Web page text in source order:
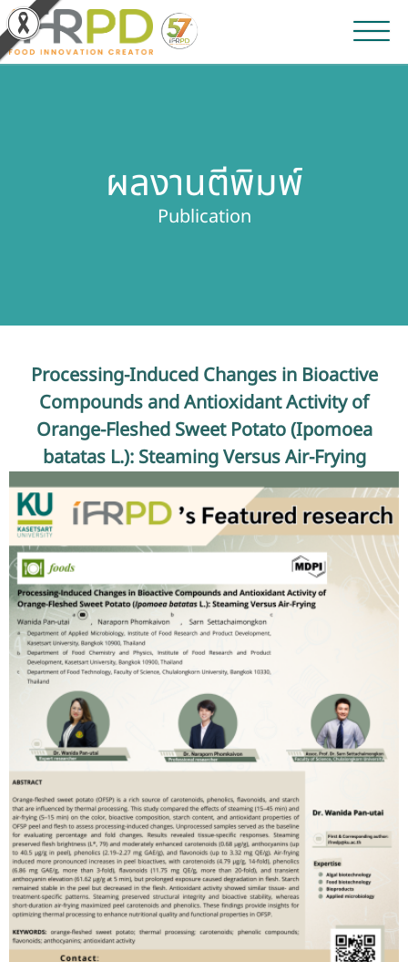
ผลิตภัณฑ์และจำหน่าย
เกี่ยวกับสถาบัน
บุคลากรสถาบัน
รับข้อร้องเรียนและข้อเสนอแนะ
ระบบสารสนเทศ (ใน)
ติดต่อเรา
สายตรงผู้บริหาร
ผลงานตีพิมพ์
Publication
Processing-Induced Changes in Bioactive
Compounds and Antioxidant Activity of
Orange-Fleshed Sweet Potato (Ipomoea
batatas L.): Steaming Versus Air-Frying